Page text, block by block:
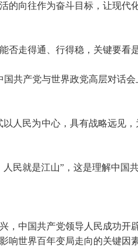
向往作为奋斗目标，让现代
走得通、行得稳，关键要看
共产党与世界政党高层对话会
民为中心，具有战略远见，
就是江山”，这是理解中国
中国共产党领导人民成功开
响世界百年变局走向的关键因